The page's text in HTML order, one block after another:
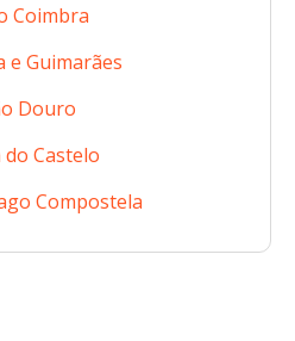
Coimbra
Guimarães
Douro
Castelo
Compostela